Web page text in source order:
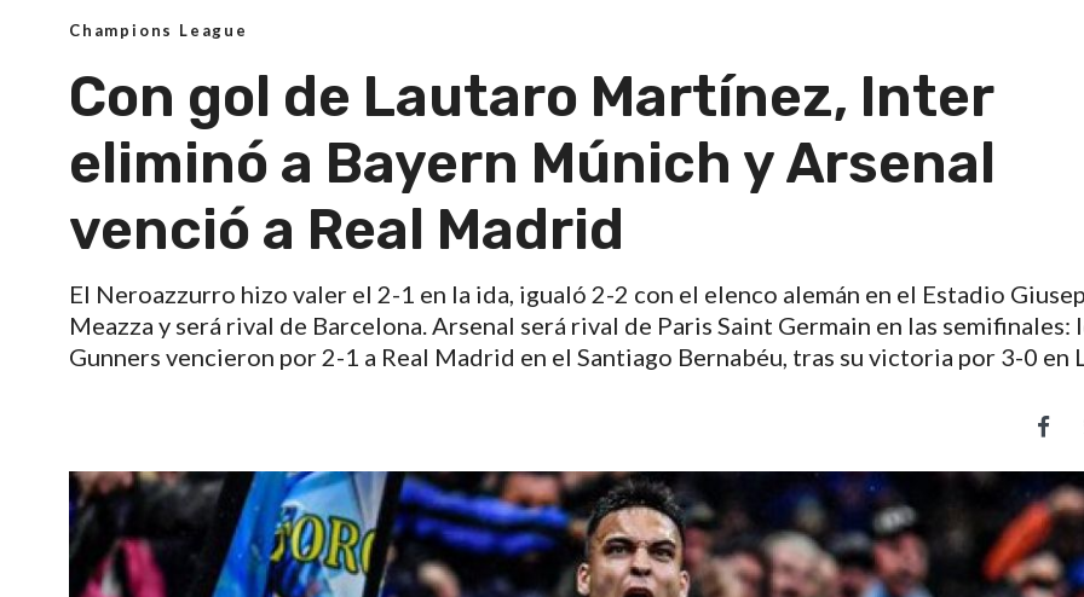
Champions League
Con gol de Lautaro Martínez, Inter
eliminó a Bayern Múnich y Arsenal
venció a Real Madrid
El Neroazzurro hizo valer el 2-1 en la ida, igualó 2-2 con el elenco alemán en el Estadio
Meazza y será rival de Barcelona. Arsenal será rival de Paris Saint Germain en las semifinales:
Gunners vencieron por 2-1 a Real Madrid en el Santiago Bernabéu, tras su victoria por 3-0 en